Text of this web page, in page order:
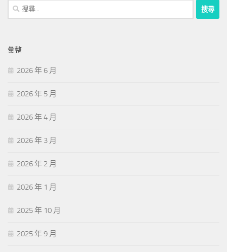
搜
尋
字:
彙整
2026 年 6 月
2026 年 5 月
2026 年 4 月
2026 年 3 月
2026 年 2 月
2026 年 1 月
2025 年 10 月
2025 年 9 月